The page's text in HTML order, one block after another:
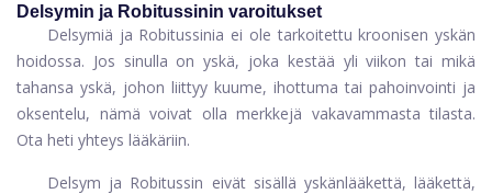
Delsymin ja Robitussinin varoitukset
Delsymiä ja Robitussinia ei ole tarkoitettu kroonisen yskän
hoidossa. Jos sinulla on yskä, joka kestää yli viikon tai mikä
tahansa yskä, johon liittyy kuume, ihottuma tai pahoinvointi ja
oksentelu, nämä voivat olla merkkejä vakavammasta tilasta.
Ota heti yhteys lääkäriin.
Delsym ja Robitussin eivät sisällä yskänlääkettä, lääkettä,